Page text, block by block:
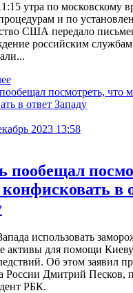
утра по московскому
и по
США передало
российским
2023 13:58
пообещал
в
использовать
активы для помощи
Об этом заявил
России Дмитрий Песков,
РБК.